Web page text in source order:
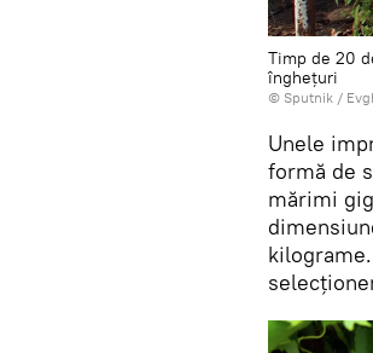
Timp de 20
înghețuri
© Sputnik /
Unele
formă de
mărimi